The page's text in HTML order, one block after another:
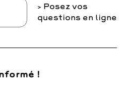
Posez vos
questions en ligne
!